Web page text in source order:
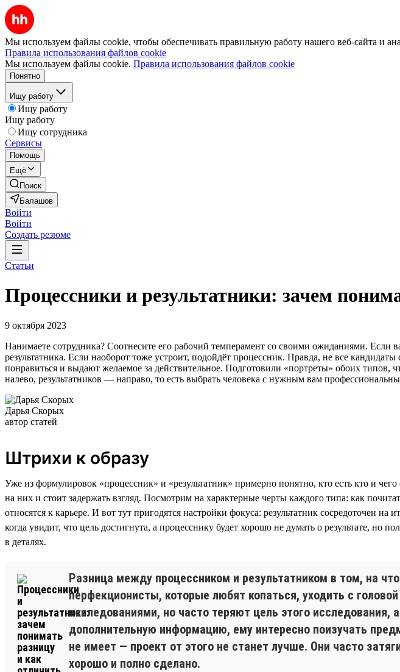
Мы используем файлы cookie, чтобы обеспечивать правильную работу нашего веб-сайта и
Правила использования файлов cookie
Мы используем файлы cookie. Правила использования файлов cookie
Понятно
Ищу работу
Ищу работу
Ищу работу
Ищу сотрудника
Сервисы
Помощь
Ещё
Поиск
Балашов
Войти
Войти
Создать резюме
Статьи
Процессники и результатники: зачем
9 октября 2023
Нанимаете сотрудника? Соотнесите его рабочий темперамент со своими ожиданиями. Если
результатника. Если наоборот тоже устроит, подойдёт процессник. Правда, не все
понравиться и выдают желаемое за действительное. Подготовили «портреты» обоих
налево, результатников — направо, то есть выбрать человека с нужным вам
Дарья Скорых
автор статей
Штрихи к образу
Уже из формулировок «процессник» и «результатник» примерно понятно, кто есть кто и
на них и стоит задержать взгляд. Посмотрим на характерные черты каждого типа: как
относятся к карьере. И вот тут пригодятся настройки фокуса: результатник сосредоточен
когда увидит, что цель достигнута, а процесснику будет хорошо не думать о результате, но
в деталях.
Разница между процессником и результатником в том, на
перфекционисты, которые любят копаться, уходить с
исследованиями, но часто теряют цель этого
дополнительную информацию, ему интересно поизучать
не имеет — проект от этого не станет лучше. Они часто
хорошо и полно сделано.